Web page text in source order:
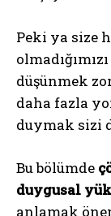
Peki ya size
düşünmek
daha fazla
duymak sizi
Bu bölümde
duygusal yük
anlamak